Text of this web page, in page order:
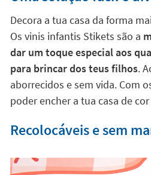
Decora a tua casa da forma
Os vinis infantis Stikets são a
dar um toque especial aos
para brincar dos teus filhos.
aborrecidos e sem vida. Com
poder encher a tua casa de
Recolocáveis e sem